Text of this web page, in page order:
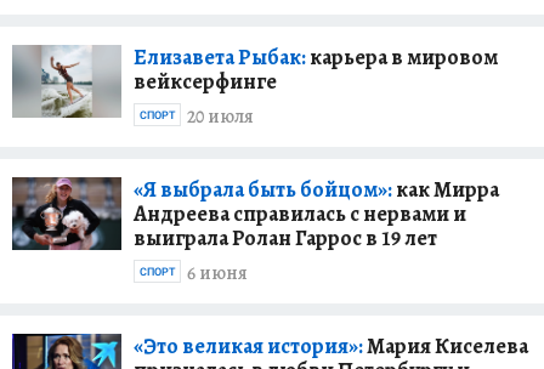
Елизавета Рыбак:карьера в мировом
вейксерфинге
20 июля
СПОРТ
«Я выбрала быть бойцом»:как Мирра
Андреева справилась с нервами и
выиграла Ролан Гаррос в 19 лет
6 июня
СПОРТ
«Это великая история»:Мария Киселева